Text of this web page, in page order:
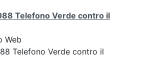
Telefono Verde contro il
Web
Telefono Verde contro il